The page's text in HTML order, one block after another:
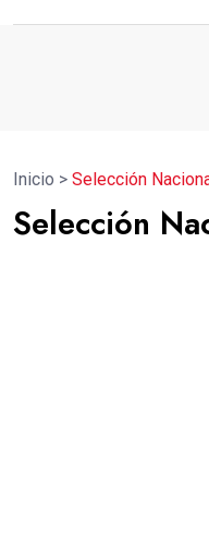
Inicio > Selección
Selección